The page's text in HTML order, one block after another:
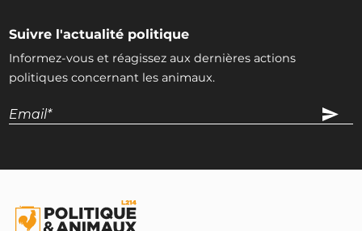
Suivre l'actualité politique
Informez-vous et réagissez aux dernières actions
politiques concernant les animaux.